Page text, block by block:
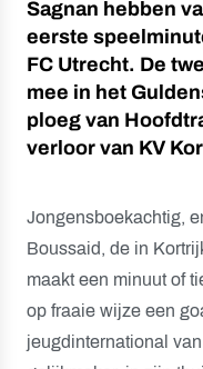
Sagnan hebben
eerste
FC Utrecht. De
mee in het
ploeg van
verloor van KV
Jongensboekachtig,
Boussaid, de in
maakt een minuut of
op fraaie wijze een
jeugdinternational